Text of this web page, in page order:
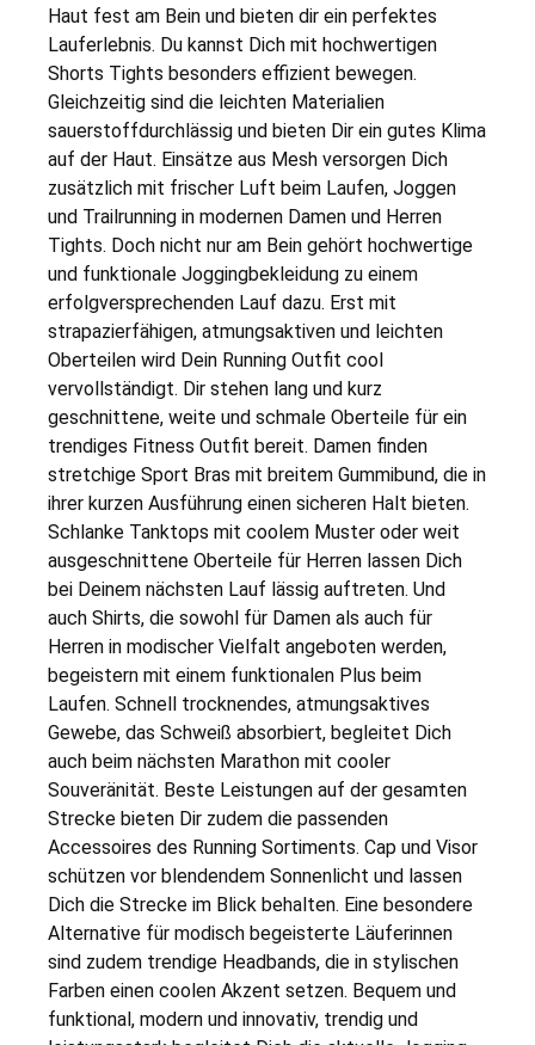
Haut fest am Bein und bieten dir ein perfektes
Lauferlebnis. Du kannst Dich mit hochwertigen
Shorts Tights besonders effizient bewegen.
Gleichzeitig sind die leichten Materialien
sauerstoffdurchlässig und bieten Dir ein gutes Klima
auf der Haut. Einsätze aus Mesh versorgen Dich
zusätzlich mit frischer Luft beim Laufen, Joggen
und Trailrunning in modernen Damen und Herren
Tights. Doch nicht nur am Bein gehört hochwertige
und funktionale Joggingbekleidung zu einem
erfolgversprechenden Lauf dazu. Erst mit
strapazierfähigen, atmungsaktiven und leichten
Oberteilen wird Dein Running Outfit cool
vervollständigt. Dir stehen lang und kurz
geschnittene, weite und schmale Oberteile für ein
trendiges Fitness Outfit bereit. Damen finden
stretchige Sport Bras mit breitem Gummibund, die in
ihrer kurzen Ausführung einen sicheren Halt bieten.
Schlanke Tanktops mit coolem Muster oder weit
ausgeschnittene Oberteile für Herren lassen Dich
bei Deinem nächsten Lauf lässig auftreten. Und
auch Shirts, die sowohl für Damen als auch für
Herren in modischer Vielfalt angeboten werden,
begeistern mit einem funktionalen Plus beim
Laufen. Schnell trocknendes, atmungsaktives
Gewebe, das Schweiß absorbiert, begleitet Dich
auch beim nächsten Marathon mit cooler
Souveränität. Beste Leistungen auf der gesamten
Strecke bieten Dir zudem die passenden
Accessoires des Running Sortiments. Cap und Visor
schützen vor blendendem Sonnenlicht und lassen
Dich die Strecke im Blick behalten. Eine besondere
Alternative für modisch begeisterte Läuferinnen
sind zudem trendige Headbands, die in stylischen
Farben einen coolen Akzent setzen. Bequem und
funktional, modern und innovativ, trendig und